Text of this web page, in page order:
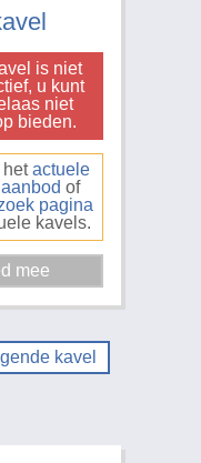
is niet
u kunt
niet
bieden.
hetactuele
of
pagina
kavels.
kavel